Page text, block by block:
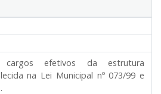
efetivos da estrutura
na Lei Municipal nº 073/99 e